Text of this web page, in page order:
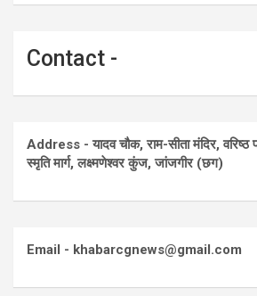
Contact -
Address - यादव चौक, राम-सीता मंदिर, वरिष्ठ
स्मृति मार्ग, लक्ष्मणेश्वर कुंज, जांजगीर (छग)
Email - khabarcgnews@gmail.com